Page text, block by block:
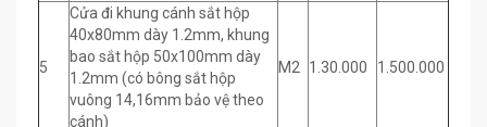
5
Cửa đi khung cánh sắt hộp
40x80mm dày 1.2mm, khung
bao sắt hộp 50x100mm dày
1.2mm (có bông sắt hộp
vuông 14,16mm bảo vệ theo
cánh)
M2 1.30.000 1.500.000